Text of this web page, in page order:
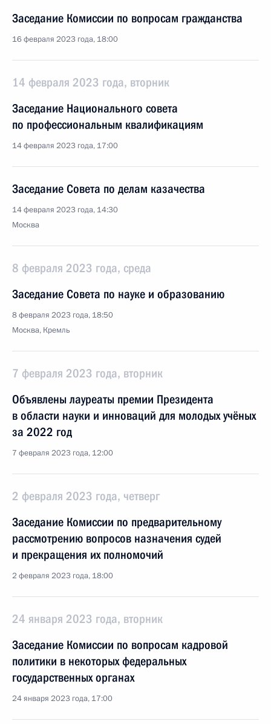
Заседание Комиссии по вопросам гражданства
16 февраля 2023 года, 18:00
14 февраля 2023 года, вторник
Заседание Национального совета
по профессиональным квалификациям
14 февраля 2023 года, 17:00
Заседание Совета по делам казачества
14 февраля 2023 года, 14:30
Москва
8 февраля 2023 года, среда
Заседание Совета по науке и образованию
8 февраля 2023 года, 18:50
Москва, Кремль
7 февраля 2023 года, вторник
Объявлены лауреаты премии Президента
в области науки и инноваций для молодых учёных
за 2022 год
7 февраля 2023 года, 12:00
2 февраля 2023 года, четверг
Заседание Комиссии по предварительному
рассмотрению вопросов назначения судей
и прекращения их полномочий
2 февраля 2023 года, 18:00
24 января 2023 года, вторник
Заседание Комиссии по вопросам кадровой
политики в некоторых федеральных
государственных органах
24 января 2023 года, 17:00